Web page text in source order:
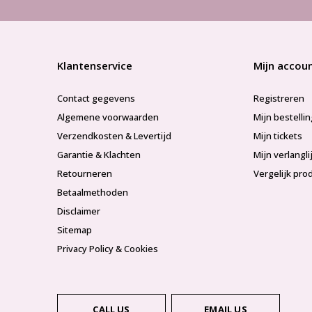
Klantenservice
Contact gegevens
Algemene voorwaarden
Verzendkosten & Levertijd
Garantie & Klachten
Retourneren
Betaalmethoden
Disclaimer
Sitemap
Privacy Policy & Cookies
Mijn
Registreren
Mijn
Mijn tickets
Mijn
Vergelijk
CALL US EMAIL US